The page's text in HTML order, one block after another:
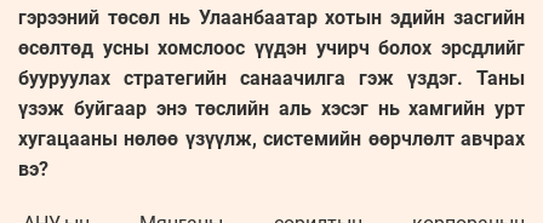
гэрээний төсөл нь Улаанбаатар хотын эдийн засгийн
өсөлтөд усны хомслоос үүдэн учирч болох эрсдлийг
бууруулах стратегийн санаачилга гэж үздэг. Таны
үзэж буйгаар энэ төслийн аль хэсэг нь хамгийн урт
хугацааны нөлөө үзүүлж, системийн өөрчлөлт авчрах
вэ?